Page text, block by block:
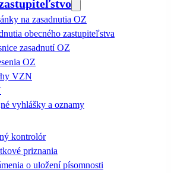
na zasadnutia OZ
obecného zastupiteľstva
zasadnutí OZ
OZ
VZN
vyhlášky a oznamy
kontrolór
priznania
o uložení písomnosti